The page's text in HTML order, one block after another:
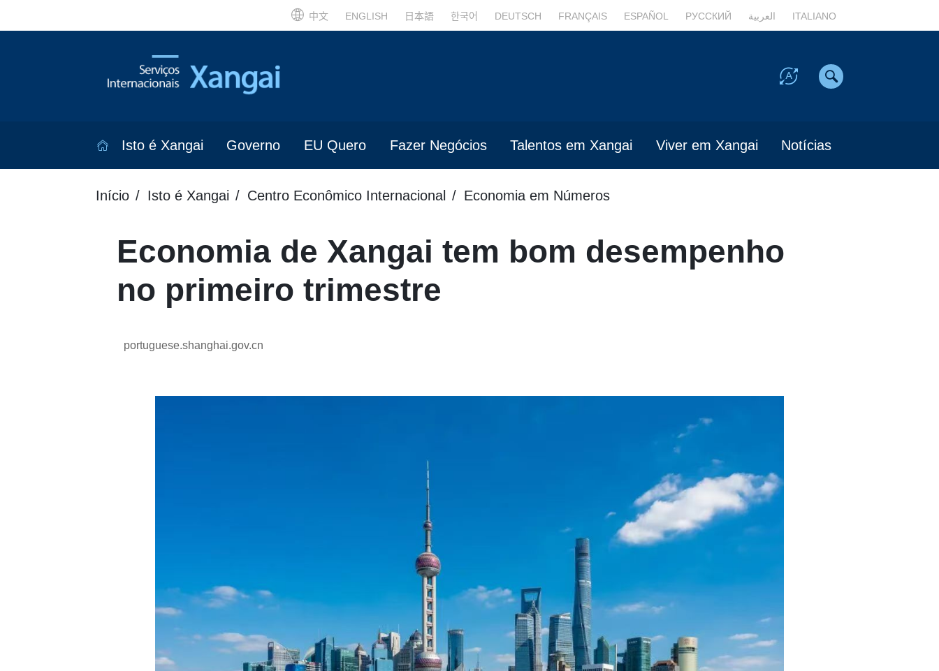
中文 ENGLISH 日本語 한국어 DEUTSCH FRANÇAIS ESPAÑOL РУССКИЙ العربية ITALIANO
Isto é Xangai Governo EU Quero Fazer Negócios Talentos em Xangai Viver em Xangai Notícias
Início Isto é Xangai Centro Econômico Internacional Economia em Números
Economia de Xangai tem bom desempenho
no primeiro trimestre
portuguese.shanghai.gov.cn